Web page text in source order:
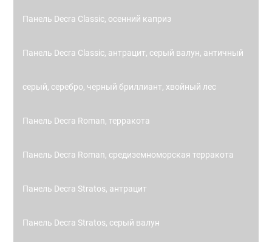
Панель Decra Classic, осенний каприз
Панель Decra Classic, антрацит, серый валун, античный
серый, серебро, черный бриллиант, хвойный лес
Панель Decra Roman, терракота
Панель Decra Roman, средиземноморская терракота
Панель Decra Stratos, антрацит
Панель Decra Stratos, серый валун